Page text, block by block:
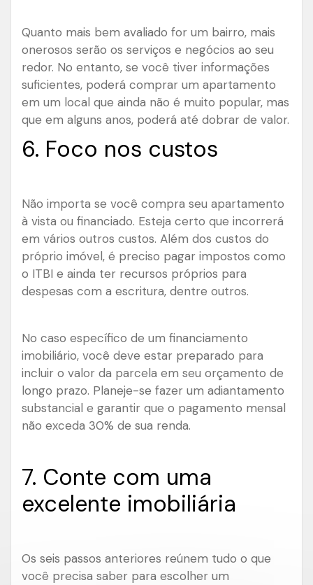
Quanto mais bem avaliado for um bairro, mais
onerosos serão os serviços e negócios ao seu
redor. No entanto, se você tiver informações
suficientes, poderá comprar um apartamento
em um local que ainda não é muito popular, mas
que em alguns anos, poderá até dobrar de valor.
6. Foco nos custos
Não importa se você compra seu apartamento
à vista ou financiado. Esteja certo que incorrerá
em vários outros custos. Além dos custos do
próprio imóvel, é preciso pagar impostos como
o ITBI e ainda ter recursos próprios para
despesas com a escritura, dentre outros.
No caso específico de um financiamento
imobiliário, você deve estar preparado para
incluir o valor da parcela em seu orçamento de
longo prazo. Planeje-se fazer um adiantamento
substancial e garantir que o pagamento mensal
não exceda 30% de sua renda.
7. Conte com uma
excelente imobiliária
Os seis passos anteriores reúnem tudo o que
você precisa saber para escolher um